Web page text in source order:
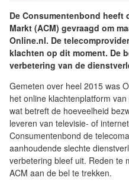
De Consumentenbond heeft
Markt (ACM) gevraagd om
Online.nl. De
klachten op dit moment. De
verbetering van de
Gemeten over heel 2015 was
het online klachtenplatform
wat betreft de hoeveelheid
leveren van televisie- of
Consumentenbond de
aanhoudende slechte
verbetering bleef uit. Reden te
ACM aan de bel te trekken.